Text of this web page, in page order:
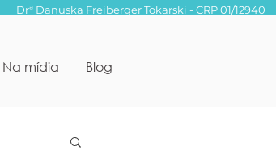
Drª Danuska Freiberger Tokarski - CRP 01/12940
Na mídia Blog